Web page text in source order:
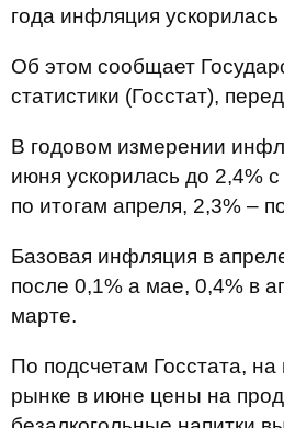
года инфляция ускорилась
Об этом сообщает
статистики (Госстат),
В годовом измерении
июня ускорилась до 2,4%
по итогам апреля, 2,3% –
Базовая инфляция в
после 0,1% а мае, 0,4% в
марте.
По подсчетам Госстата, на
рынке в июне цены на